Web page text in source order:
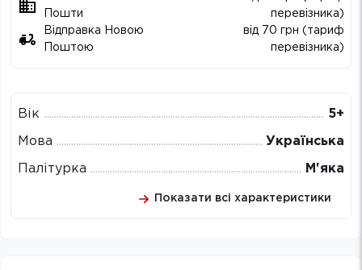
Пошти
перевізника)
Відправка Новою
Поштою
від 70 грн (тариф
перевізника)
Вік 5+
Мова Українська
Палітурка М'яка
Показати всі характеристики